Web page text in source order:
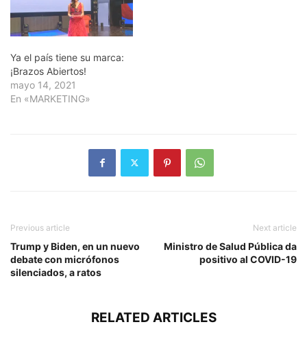
Ya el país tiene su marca:
¡Brazos Abiertos!
mayo 14, 2021
En «MARKETING»
Previous article
Trump y Biden, en un nuevo
debate con micrófonos
silenciados, a ratos
Next article
Ministro de Salud Pública da
positivo al COVID-19
RELATED ARTICLES